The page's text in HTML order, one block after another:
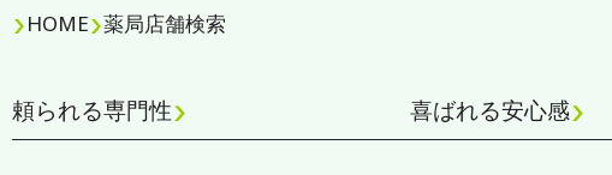
HOME 薬局店舗検索
頼られる専門性 喜ばれる安心感